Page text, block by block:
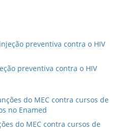
preventiva contra o HIV
do MEC contra cursos de